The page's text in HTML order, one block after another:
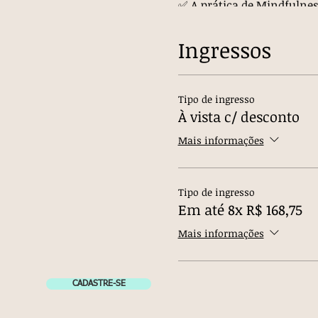
✅ A prática de
✅ O curso é composto
ministradas pela Dra.
online de conferência
objetivas, com toda a
Incluso no Curso: Material
Se você convidar
Descontos não são
*Descontos não
Ingressos
Tipo de ingresso
À vista c/ desconto
Mais informações
Tipo de ingresso
Em até 8x R$ 168,75
Mais informações
CADASTRE-SE